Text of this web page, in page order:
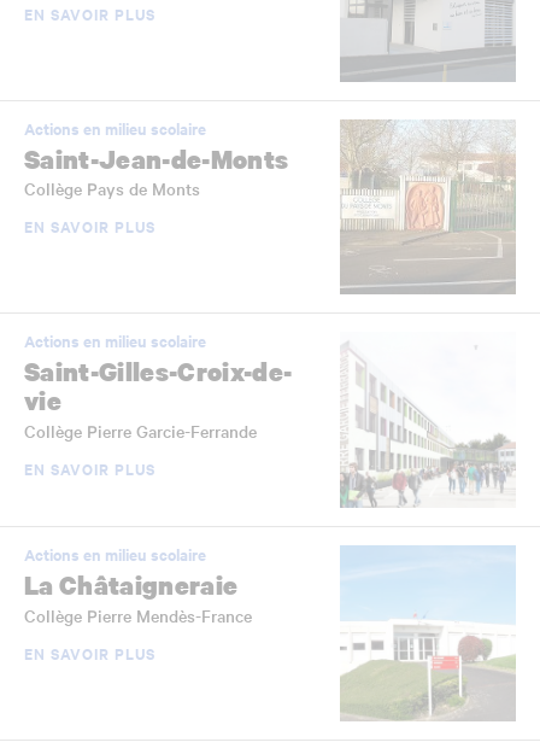
EN SAVOIR PLUS
Actions en milieu scolaire
Saint-Jean-de-Monts
Collège Pays de Monts
EN SAVOIR PLUS
Actions en milieu scolaire
Saint-Gilles-Croix-de-
vie
Collège Pierre Garcie-Ferrande
EN SAVOIR PLUS
Actions en milieu scolaire
La Châtaigneraie
Collège Pierre Mendès-France
EN SAVOIR PLUS